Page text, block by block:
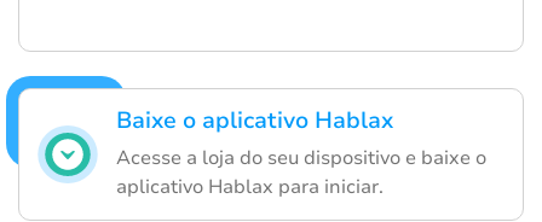
Baixe o aplicativo Hablax
Acesse a loja do seu dispositivo e baixe o
aplicativo Hablax para iniciar.